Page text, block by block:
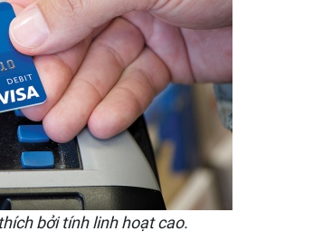
bởi tính linh hoạt cao.